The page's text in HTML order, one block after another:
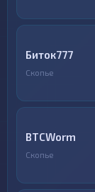
Биток777
Скопье
BTCWorm
Скопье